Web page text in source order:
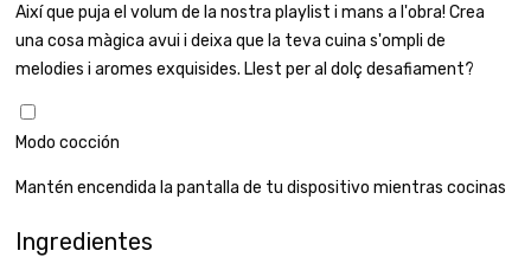
Així que puja el volum de la nostra playlist i mans a l'obra! Crea
una cosa màgica avui i deixa que la teva cuina s'ompli de
melodies i aromes exquisides. Llest per al dolç desafiament?
Modo cocción
Mantén encendida la pantalla de tu dispositivo mientras cocinas
Ingredientes